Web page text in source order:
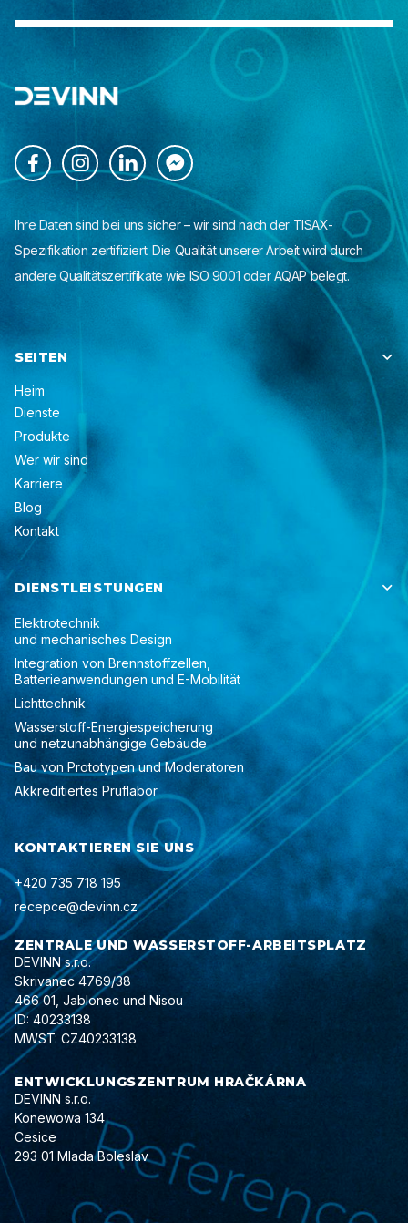
   
Ihre Daten sind bei uns sicher – wir sind nach der TISAX-
Spezifikation zertifiziert. Die Qualität unserer Arbeit wird durch
andere Qualitätszertifikate wie ISO 9001 oder AQAP belegt.
SEITEN 
Heim
Dienste
Produkte
Wer wir sind
Karriere
Blog
Kontakt
DIENSTLEISTUNGEN 
Elektrotechnik
und mechanisches Design
Integration von Brennstoffzellen,
Batterieanwendungen und E-Mobilität
Lichttechnik
Wasserstoff-Energiespeicherung
und netzunabhängige Gebäude
Bau von Prototypen und Moderatoren
Akkreditiertes Prüflabor
KONTAKTIEREN SIE UNS
+420 735 718 195
recepce@devinn.cz
ZENTRALE UND WASSERSTOFF-ARBEITSPLATZ
DEVINN s.r.o.
Skrivanec 4769/38
466 01, Jablonec und Nisou
ID: 40233138
MWST: CZ40233138
ENTWICKLUNGSZENTRUM HRAČKÁRNA
DEVINN s.r.o.
Konewowa 134
Cesice
293 01 Mlada Boleslav